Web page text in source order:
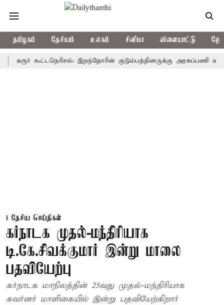
தமிழகம் தேசியம் உலகம் சினிமா விளையாட்டு
கூட்டநெரிசல்: இறந்தோரின் குடும்பத்தினருக்கு அரசுப்பணி வழக்கு;
தேசிய செய்திகள்
கர்நாடக முதல்-மந்திரியாக
டி.கே.சிவக்குமார் இன்று மாலை
பதவியேற்பு
கர்நாடக மாநிலத்தின் 25வது முதல்-மந்திரியாக
கவர்னர் மாளிகையில் இன்று பதவியேற்கிறார்